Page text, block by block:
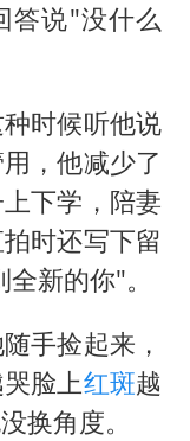
答说"没什么
时候听他说
，他减少了
下学，陪妻
时还写下留
新的你"。
手捡起来，
脸上红斑越
换角度。